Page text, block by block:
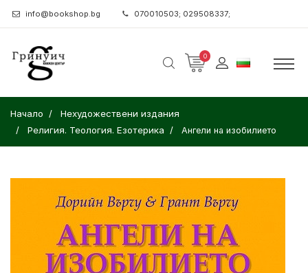
info@bookshop.bg 070010503; 029508337;
0
Начало
Нехудожествени издания
Религия. Теология. Езотерика
Ангели на изобилието